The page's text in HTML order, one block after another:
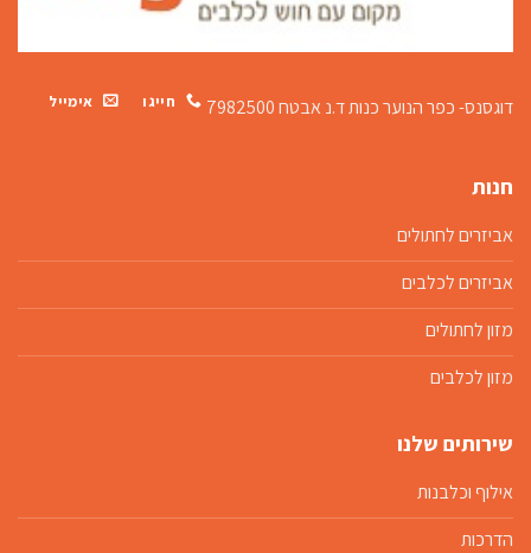
דוגסנס- כפר הנוער כנותד.נ אבטח 7982500 חייגו אימייל
חנות
אביזרים לחתולים
אביזרים לכלבים
מזון לחתולים
מזון לכלבים
שירותים שלנו
אילוף וכלבנות
הדרכות